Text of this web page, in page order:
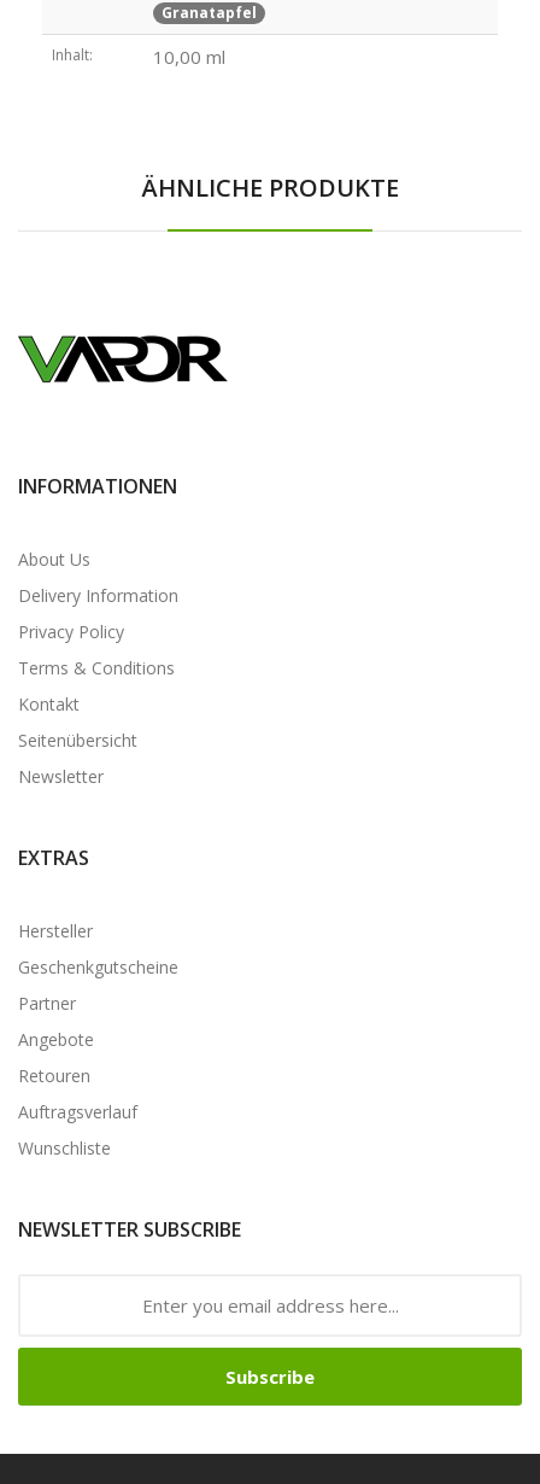
Granatapfel
Inhalt: 10,00 ml
ÄHNLICHE PRODUKTE
INFORMATIONEN
About Us
Delivery Information
Privacy Policy
Terms & Conditions
Kontakt
Seitenübersicht
Newsletter
EXTRAS
Hersteller
Geschenkgutscheine
Partner
Angebote
Retouren
Auftragsverlauf
Wunschliste
NEWSLETTER SUBSCRIBE
Subscribe